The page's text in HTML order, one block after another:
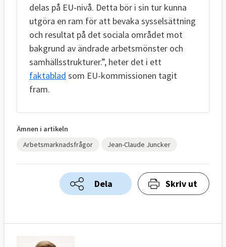
delas på EU-nivå. Detta bör i sin tur kunna
utgöra en ram för att bevaka sysselsättning
och resultat på det sociala området mot
bakgrund av ändrade arbetsmönster och
samhällsstrukturer.”, heter det i ett
faktablad som EU-kommissionen tagit
fram.
Ämnen i artikeln
Arbetsmarknadsfrågor
Jean-Claude Juncker
Dela Skriv ut